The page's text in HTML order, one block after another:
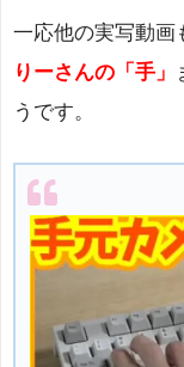
一応他の実写動画
りーさんの「手」
うです。